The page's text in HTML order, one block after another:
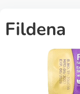
Fildena